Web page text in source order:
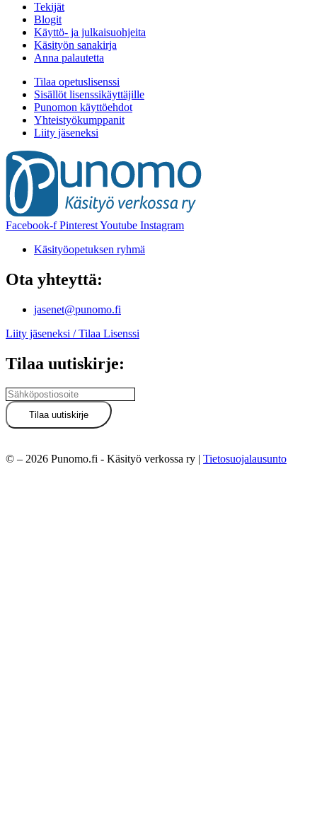
Tekijät
Blogit
Käyttö- ja julkaisuohjeita
Käsityön sanakirja
Anna palautetta
Tilaa opetuslisenssi
Sisällöt lisenssikäyttäjille
Punomon käyttöehdot
Yhteistyökumppanit
Liity jäseneksi
Facebook-f PinterestYoutube Instagram
Käsityöopetuksen ryhmä
Ota yhteyttä:
jasenet@punomo.fi
Liity jäseneksi / Tilaa Lisenssi
Tilaa uutiskirje:
© – 2026 Punomo.fi - Käsityö verkossa ry | Tietosuojalausunto